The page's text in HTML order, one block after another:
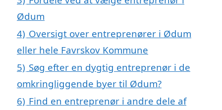
Ødum
4) Oversigt over entreprenører i Ødum
eller hele Favrskov Kommune
5) Søg efter en dygtig entreprenør i de
omkringliggende byer til Ødum?
6) Find en entreprenør i andre dele af